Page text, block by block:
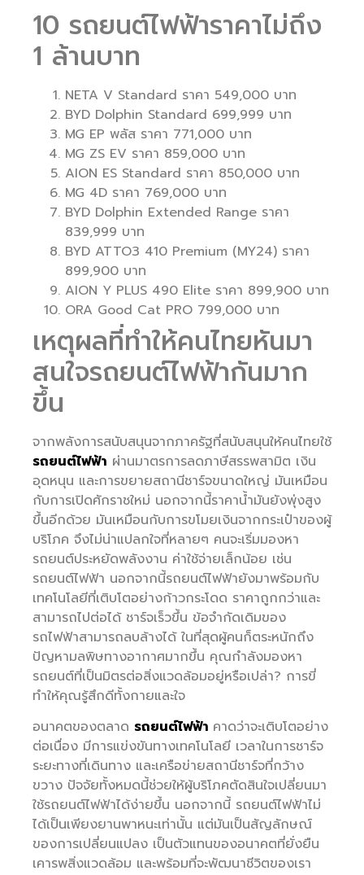
10 รถยนต์ไฟฟ้าราคาไม่ถึง
1 ล้านบาท
NETA V Standard ราคา 549,000 บาท
BYD Dolphin Standard 699,999 บาท
MG EP พลัส ราคา 771,000 บาท
MG ZS EV ราคา 859,000 บาท
AION ES Standard ราคา 850,000 บาท
MG 4D ราคา 769,000 บาท
BYD Dolphin Extended Range ราคา
839,999 บาท
BYD ATTO3 410 Premium (MY24) ราคา
899,900 บาท
AION Y PLUS 490 Elite ราคา 899,900 บาท
ORA Good Cat PRO 799,000 บาท
เหตุผลที่ทำให้คนไทยหันมา
สนใจรถยนต์ไฟฟ้ากันมาก
ขึ้น
จากพลังการสนับสนุนจากภาครัฐที่สนับสนุนให้คนไทยใช้
รถยนต์ไฟฟ้า ผ่านมาตรการลดภาษีสรรพสามิต เงิน
อุดหนุน และการขยายสถานีชาร์จขนาดใหญ่ มันเหมือน
กับการเปิดศักราชใหม่ นอกจากนี้ราคาน้ำมันยังพุ่งสูง
ขึ้นอีกด้วย มันเหมือนกับการขโมยเงินจากกระเป๋าของผู้
บริโภค จึงไม่น่าแปลกใจที่หลายๆ คนจะเริ่มมองหา
รถยนต์ประหยัดพลังงาน ค่าใช้จ่ายเล็กน้อย เช่น
รถยนต์ไฟฟ้า นอกจากนี้รถยนต์ไฟฟ้ายังมาพร้อมกับ
เทคโนโลยีที่เติบโตอย่างก้าวกระโดด ราคาถูกกว่าและ
สามารถไปต่อได้ ชาร์จเร็วขึ้น ข้อจำกัดเดิมของ
รถไฟฟ้าสามารถลบล้างได้ ในที่สุดผู้คนก็ตระหนักถึง
ปัญหามลพิษทางอากาศมากขึ้น คุณกำลังมองหา
รถยนต์ที่เป็นมิตรต่อสิ่งแวดล้อมอยู่หรือเปล่า? การขี่
ทำให้คุณรู้สึกดีทั้งกายและใจ
อนาคตของตลาด รถยนต์ไฟฟ้า คาดว่าจะเติบโตอย่าง
ต่อเนื่อง มีการแข่งขันทางเทคโนโลยี เวลาในการชาร์จ
ระยะทางที่เดินทาง และเครือข่ายสถานีชาร์จที่กว้าง
ขวาง ปัจจัยทั้งหมดนี้ช่วยให้ผู้บริโภคตัดสินใจเปลี่ยนมา
ใช้รถยนต์ไฟฟ้าได้ง่ายขึ้น นอกจากนี้ รถยนต์ไฟฟ้าไม่
ได้เป็นเพียงยานพาหนะเท่านั้น แต่มันเป็นสัญลักษณ์
ของการเปลี่ยนแปลง เป็นตัวแทนของอนาคตที่ยั่งยืน
เคารพสิ่งแวดล้อม และพร้อมที่จะพัฒนาชีวิตของเรา